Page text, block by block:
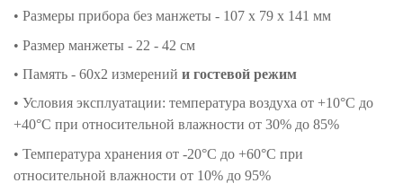
• Размеры прибора без манжеты - 107 x 79 x 141 мм
• Размер манжеты - 22 - 42 см
• Память - 60х2 измерений и гостевой режим
• Условия эксплуатации: температура воздуха от +10°C до
+40°C при относительной влажности от 30% до 85%
• Температура хранения от -20°C до +60°C при
относительной влажности от 10% до 95%